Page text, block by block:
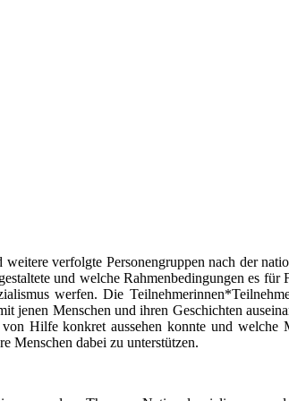
verfolgte Personengruppen nach der
und welche Rahmenbedingungen es
werfen. Die
Menschen und ihren Geschichten
Hilfe konkret aussehen konnte und
Menschen dabei zu unterstützen.